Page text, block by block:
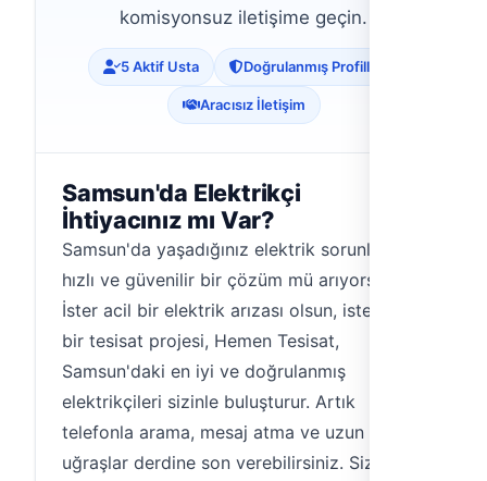
komisyonsuz iletişime geçin.
5 Aktif Usta Doğrulanmış Profiller
Aracısız İletişim
Samsun'da Elektrikçi
İhtiyacınız mı Var?
Samsun'da yaşadığınız elektrik sorunları için
hızlı ve güvenilir bir çözüm mü arıyorsunuz?
İster acil bir elektrik arızası olsun, ister yeni
bir tesisat projesi, Hemen Tesisat,
Samsun'daki en iyi ve doğrulanmış
elektrikçileri sizinle buluşturur. Artık
telefonla arama, mesaj atma ve uzun
uğraşlar derdine son verebilirsiniz. Size en